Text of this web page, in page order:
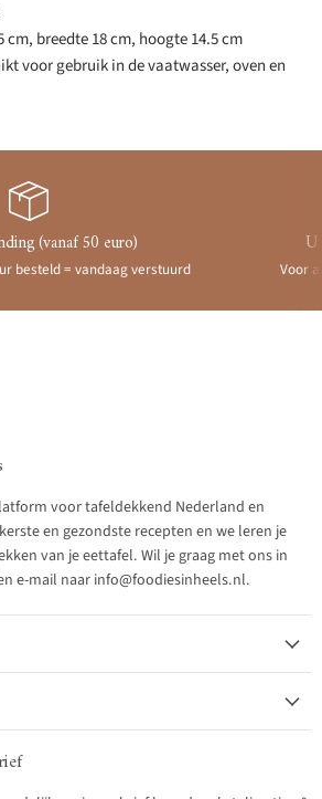
breedte 18 cm, hoogte 14.5 cm
voor gebruik in de vaatwasser, oven en
(vanaf 50 euro)
besteld = vandaag verstuurd Voor
voor tafeldekkend Nederland en
en gezondste recepten en we leren je
van je eettafel. Wil je graag met ons in
e-mail naar info@foodiesinheels.nl.